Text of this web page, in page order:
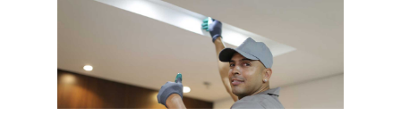
REFORMA